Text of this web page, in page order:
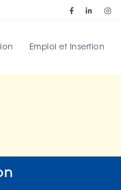
Emploi et Insertion